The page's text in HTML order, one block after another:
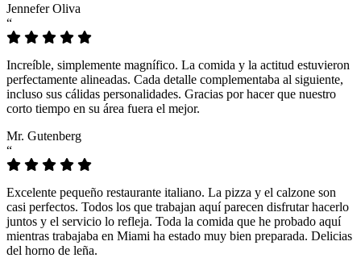
Jennefer Oliva
“
Increíble, simplemente magnífico. La comida y la actitud estuvieron
perfectamente alineadas. Cada detalle complementaba al siguiente,
incluso sus cálidas personalidades. Gracias por hacer que nuestro
corto tiempo en su área fuera el mejor.
Mr. Gutenberg
“
Excelente pequeño restaurante italiano. La pizza y el calzone son
casi perfectos. Todos los que trabajan aquí parecen disfrutar hacerlo
juntos y el servicio lo refleja. Toda la comida que he probado aquí
mientras trabajaba en Miami ha estado muy bien preparada. Delicias
del horno de leña.